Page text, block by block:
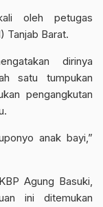
oleh petugas
Tanjab Barat.
dirinya
satu tumpukan
pengangkutan
anak bayi,”
Agung Basuki,
ini ditemukan